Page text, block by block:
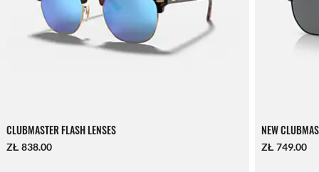
CLUBMASTER FLASH LENSES
ZŁ 838.00
NEW
ZŁ 749.00